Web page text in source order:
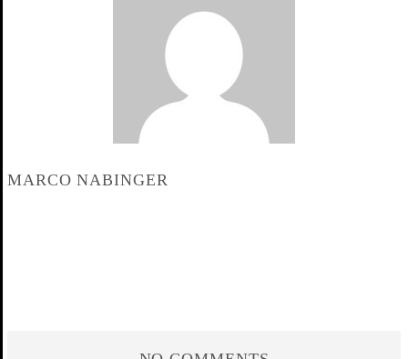
MARCO NABINGER